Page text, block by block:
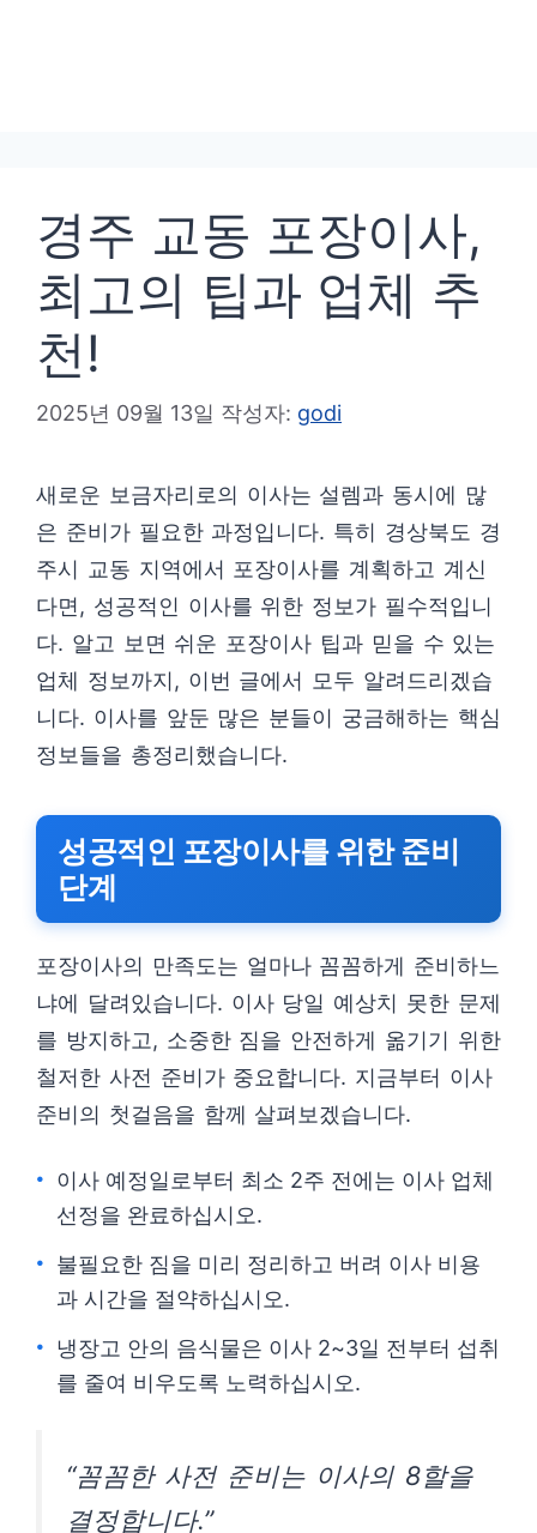
경주 교동 포장이사,
최고의 팁과 업체 추
천!
2025년 09월 13일 작성자: godi
새로운 보금자리로의 이사는 설렘과 동시에 많
은 준비가 필요한 과정입니다. 특히 경상북도 경
주시 교동 지역에서 포장이사를 계획하고 계신
다면, 성공적인 이사를 위한 정보가 필수적입니
다. 알고 보면 쉬운 포장이사 팁과 믿을 수 있는
업체 정보까지, 이번 글에서 모두 알려드리겠습
니다. 이사를 앞둔 많은 분들이 궁금해하는 핵심
정보들을 총정리했습니다.
성공적인 포장이사를 위한 준비
단계
포장이사의 만족도는 얼마나 꼼꼼하게 준비하느
냐에 달려있습니다. 이사 당일 예상치 못한 문제
를 방지하고, 소중한 짐을 안전하게 옮기기 위한
철저한 사전 준비가 중요합니다. 지금부터 이사
준비의 첫걸음을 함께 살펴보겠습니다.
이사 예정일로부터 최소 2주 전에는 이사 업체
선정을 완료하십시오.
불필요한 짐을 미리 정리하고 버려 이사 비용
과 시간을 절약하십시오.
냉장고 안의 음식물은 이사 2~3일 전부터 섭취
를 줄여 비우도록 노력하십시오.
“꼼꼼한 사전 준비는 이사의 8할을
결정합니다.”